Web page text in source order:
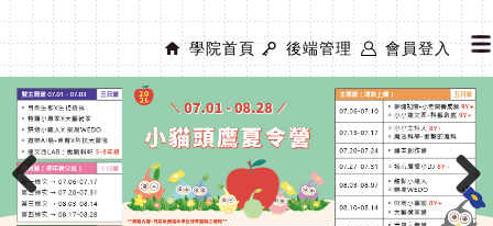
學院首頁 後端管理 會員登入
Previous Next